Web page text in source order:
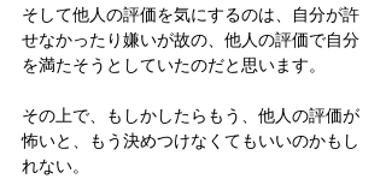
そして他人の評価を気にするのは、自分が許
せなかったり嫌いが故の、他人の評価で自分
を満たそうとしていたのだと思います。
その上で、もしかしたらもう、他人の評価が
怖いと、もう決めつけなくてもいいのかもし
れない。